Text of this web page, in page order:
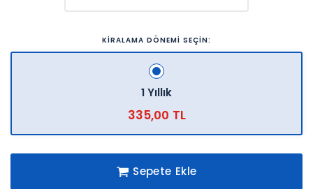
KİRALAMA DÖNEMİ SEÇİN:
1 Yıllık
335,00 TL
Sepete Ekle